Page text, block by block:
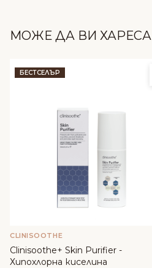
МОЖЕ ДА ВИ ХАРЕСА
БЕСТСЕЛЪР
CLINISOOTHE
Clinisoothe+ Skin Purifier -
Хипохлорна киселина